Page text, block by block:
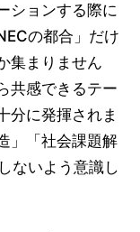
ションする際に
の都合」だけ
集まりません
共感できるテー
分に発揮されま
」「社会課題解
ないよう意識し